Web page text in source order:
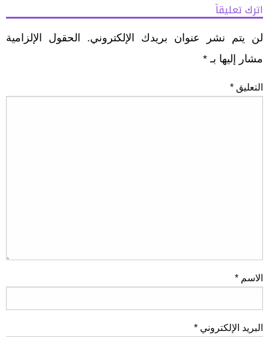
اترك تعليقاً
لن يتم نشر عنوان بريدك الإلكتروني.
الحقول الإلزامية
مشار إليها بـ *
التعليق *
الاسم *
البريد الإلكتروني *